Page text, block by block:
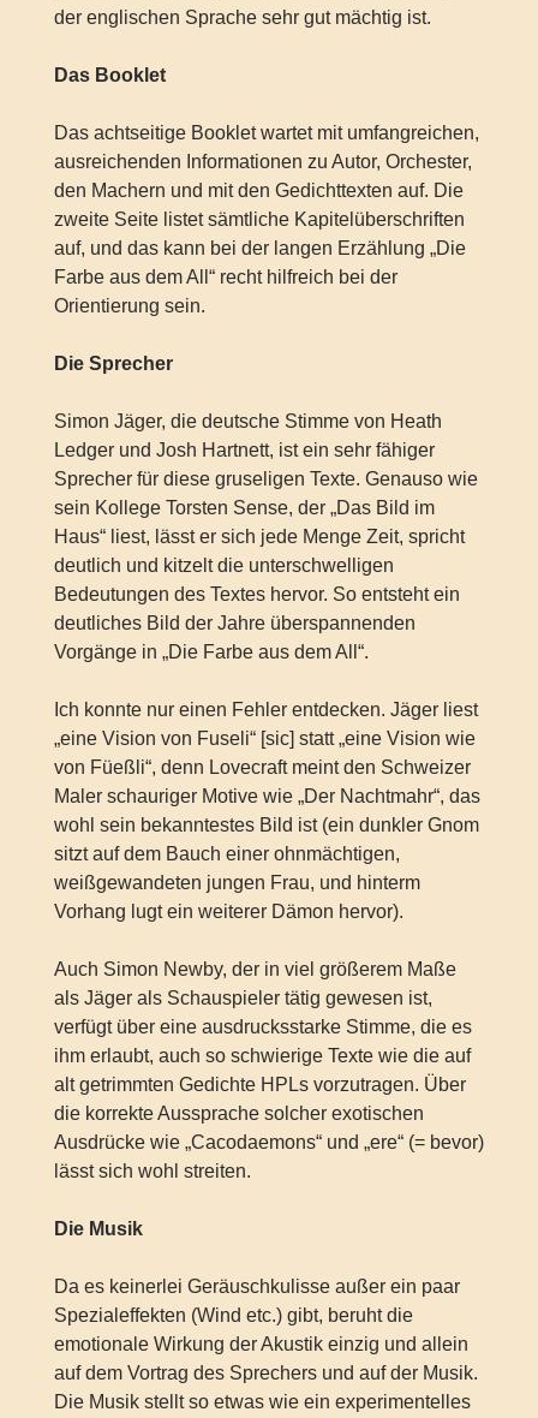
der englischen Sprache sehr gut mächtig ist.
Das Booklet
Das achtseitige Booklet wartet mit umfangreichen,
ausreichenden Informationen zu Autor, Orchester,
den Machern und mit den Gedichttexten auf. Die
zweite Seite listet sämtliche Kapitelüberschriften
auf, und das kann bei der langen Erzählung „Die
Farbe aus dem All“ recht hilfreich bei der
Orientierung sein.
Die Sprecher
Simon Jäger, die deutsche Stimme von Heath
Ledger und Josh Hartnett, ist ein sehr fähiger
Sprecher für diese gruseligen Texte. Genauso wie
sein Kollege Torsten Sense, der „Das Bild im
Haus“ liest, lässt er sich jede Menge Zeit, spricht
deutlich und kitzelt die unterschwelligen
Bedeutungen des Textes hervor. So entsteht ein
deutliches Bild der Jahre überspannenden
Vorgänge in „Die Farbe aus dem All“.
Ich konnte nur einen Fehler entdecken. Jäger liest
„eine Vision von Fuseli“ [sic] statt „eine Vision wie
von Füeßli“, denn Lovecraft meint den Schweizer
Maler schauriger Motive wie „Der Nachtmahr“, das
wohl sein bekanntestes Bild ist (ein dunkler Gnom
sitzt auf dem Bauch einer ohnmächtigen,
weißgewandeten jungen Frau, und hinterm
Vorhang lugt ein weiterer Dämon hervor).
Auch Simon Newby, der in viel größerem Maße
als Jäger als Schauspieler tätig gewesen ist,
verfügt über eine ausdrucksstarke Stimme, die es
ihm erlaubt, auch so schwierige Texte wie die auf
alt getrimmten Gedichte HPLs vorzutragen. Über
die korrekte Aussprache solcher exotischen
Ausdrücke wie „Cacodaemons“ und „ere“ (= bevor)
lässt sich wohl streiten.
Die Musik
Da es keinerlei Geräuschkulisse außer ein paar
Spezialeffekten (Wind etc.) gibt, beruht die
emotionale Wirkung der Akustik einzig und allein
auf dem Vortrag des Sprechers und auf der Musik.
Die Musik stellt so etwas wie ein experimentelles